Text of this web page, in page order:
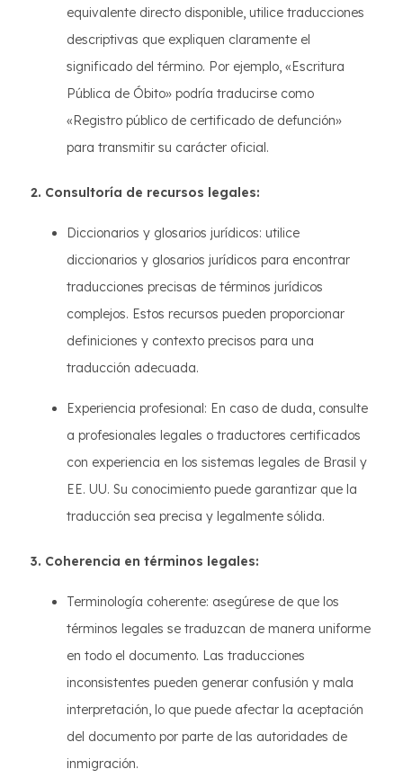
equivalente directo disponible, utilice traducciones
descriptivas que expliquen claramente el
significado del término. Por ejemplo, «Escritura
Pública de Óbito» podría traducirse como
«Registro público de certificado de defunción»
para transmitir su carácter oficial.
2. Consultoría de recursos legales:
Diccionarios y glosarios jurídicos: utilice
diccionarios y glosarios jurídicos para encontrar
traducciones precisas de términos jurídicos
complejos. Estos recursos pueden proporcionar
definiciones y contexto precisos para una
traducción adecuada.
Experiencia profesional: En caso de duda, consulte
a profesionales legales o traductores certificados
con experiencia en los sistemas legales de Brasil y
EE. UU. Su conocimiento puede garantizar que la
traducción sea precisa y legalmente sólida.
3. Coherencia en términos legales:
Terminología coherente: asegúrese de que los
términos legales se traduzcan de manera uniforme
en todo el documento. Las traducciones
inconsistentes pueden generar confusión y mala
interpretación, lo que puede afectar la aceptación
del documento por parte de las autoridades de
inmigración.